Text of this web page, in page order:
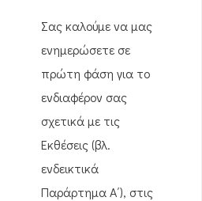
Σας καλούμε να μας
ενημερώσετε σε
πρώτη φάση για το
ενδιαφέρον σας
σχετικά με τις
Εκθέσεις (βλ.
ενδεικτικά
Παράρτημα Α΄), στις